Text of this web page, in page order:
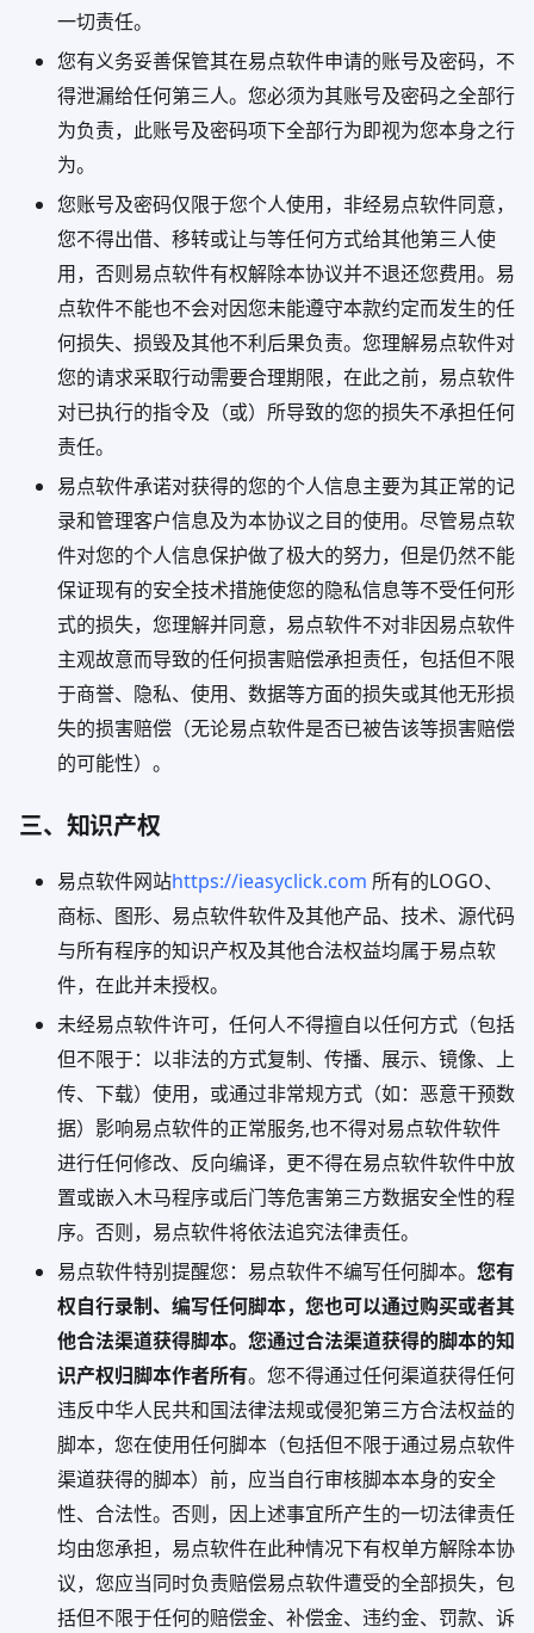
一切责任。
您有义务妥善保管其在易点软件申请的账号及密码，不
得泄漏给任何第三人。您必须为其账号及密码之全部行
为负责，此账号及密码项下全部行为即视为您本身之行
为。
您账号及密码仅限于您个人使用，非经易点软件同意，
您不得出借、移转或让与等任何方式给其他第三人使
用，否则易点软件有权解除本协议并不退还您费用。易
点软件不能也不会对因您未能遵守本款约定而发生的任
何损失、损毁及其他不利后果负责。您理解易点软件对
您的请求采取行动需要合理期限，在此之前，易点软件
对已执行的指令及（或）所导致的您的损失不承担任何
责任。
易点软件承诺对获得的您的个人信息主要为其正常的记
录和管理客户信息及为本协议之目的使用。尽管易点软
件对您的个人信息保护做了极大的努力，但是仍然不能
保证现有的安全技术措施使您的隐私信息等不受任何形
式的损失，您理解并同意，易点软件不对非因易点软件
主观故意而导致的任何损害赔偿承担责任，包括但不限
于商誉、隐私、使用、数据等方面的损失或其他无形损
失的损害赔偿（无论易点软件是否已被告该等损害赔偿
的可能性）。
三、知识产权
易点软件网站https://ieasyclick.com 所有的LOGO、
商标、图形、易点软件软件及其他产品、技术、源代码
与所有程序的知识产权及其他合法权益均属于易点软
件，在此并未授权。
未经易点软件许可，任何人不得擅自以任何方式（包括
但不限于：以非法的方式复制、传播、展示、镜像、上
传、下载）使用，或通过非常规方式（如：恶意干预数
据）影响易点软件的正常服务,也不得对易点软件软件
进行任何修改、反向编译，更不得在易点软件软件中放
置或嵌入木马程序或后门等危害第三方数据安全性的程
序。否则，易点软件将依法追究法律责任。
易点软件特别提醒您：易点软件不编写任何脚本。 您有
权自行录制、编写任何脚本，您也可以通过购买或者其
他合法渠道获得脚本。您通过合法渠道获得的脚本的知
识产权归脚本作者所有。您不得通过任何渠道获得任何
违反中华人民共和国法律法规或侵犯第三方合法权益的
脚本，您在使用任何脚本（包括但不限于通过易点软件
渠道获得的脚本）前，应当自行审核脚本本身的安全
性、合法性。否则，因上述事宜所产生的一切法律责任
均由您承担，易点软件在此种情况下有权单方解除本协
议，您应当同时负责赔偿易点软件遭受的全部损失，包
括但不限于任何的赔偿金、补偿金、违约金、罚款、诉